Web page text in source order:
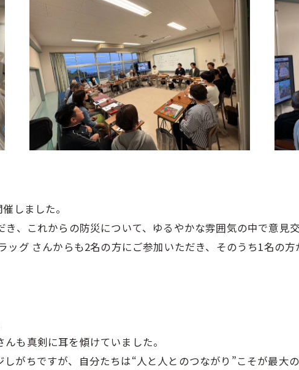
しました。
、これからの防災について、ゆるやかな雰囲気の中で意見交
グ さんからも2名の方にご参加いただき、そのうち1名の
も真剣に耳を傾けていました。
がちですが、自分たちは“人と人とのつながり”こそが最大の